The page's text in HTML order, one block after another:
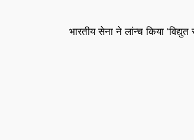
भारतीय सेना ने लांन्च किया